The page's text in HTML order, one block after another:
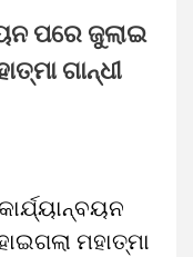
ପରେ ଜୁଲାଇ
ଗାନ୍ଧୀ
ମହାତ୍ମା